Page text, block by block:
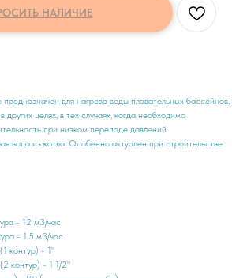
НАЛИЧИЕ
для нагрева воды плавательных бассейнов,
целях, в тех случаях, когда необходимо
при низком перепаде давлений.
вода из котла. Особенно актуален при строительстве
- 12 м3/час
- 1.5 м3/час
контур) - 1"
контур) - 1 1/2"